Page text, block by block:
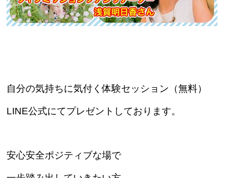
自分の気持ちに気付く体験セッション（無料）
LINE公式にてプレゼントしております。
安心安全ポジティブな場で